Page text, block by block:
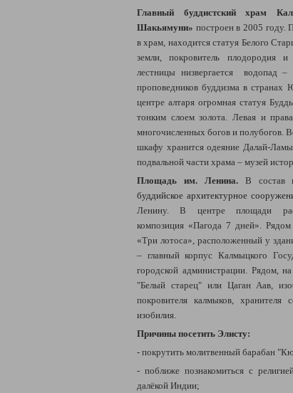
Главный буддистский храм
Шакьямуни» построен в 2005 году.
в храм, находится статуя Белого
земли, покровитель плодородия
лестницы низвергается водопад
проповедников буддизма в
центре алтаря огромная статуя
тонким слоем золота. Левая и
многочисленных богов и полубогов.
шкафу хранится одеяние Далай-
подвальной части храма – музей
Площадь им. Ленина.В состав
буддийское архитектурное
Ленину. В центре площади
композиция «Пагода 7 дней».
«Три лотоса», расположенный у
– главный корпус Калмыцкого
городской администрации. Рядом,
"Белый старец" или Цаган Аав,
покровителя калмыков, хранителя
изобилия.
Причины посетить Элисту:
- покрутить молитвенный барабан
- поближе познакомиться с
далёкой Индии;